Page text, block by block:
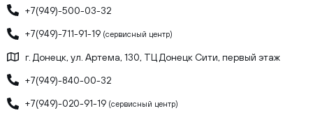
+7(949)-500-03-32
+7(949)-711-91-19 (сервисный центр)
г. Донецк, ул. Артема, 130, ТЦ Донецк Сити, первый этаж
+7(949)-840-00-32
+7(949)-020-91-19 (сервисный центр)